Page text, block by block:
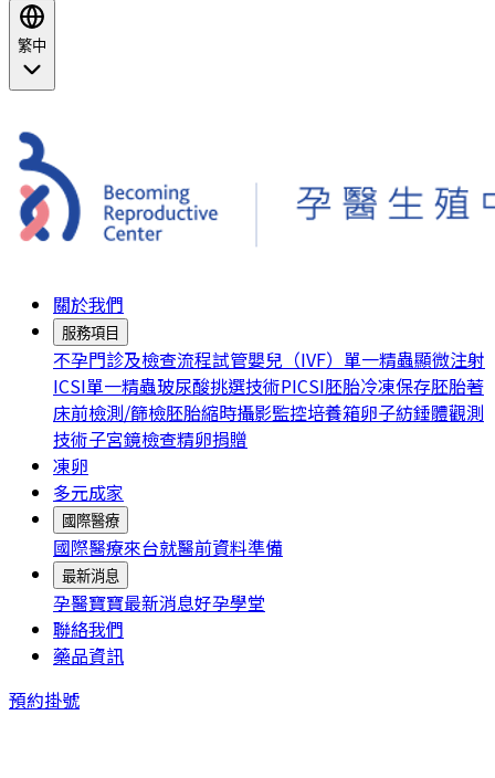
繁中
關於我們
服務項目
不孕門診及檢查流程試管嬰兒（IVF） 單一精蟲顯微注射
ICSI單一精蟲玻尿酸挑選技術PICSI胚胎冷凍保存胚胎著
床前檢測/篩檢胚胎縮時攝影監控培養箱卵子紡錘體觀測
技術子宮鏡檢查精卵捐贈
凍卵
多元成家
國際醫療
國際醫療來台就醫前資料準備
最新消息
孕醫寶寶最新消息好孕學堂
聯絡我們
藥品資訊
預約掛號